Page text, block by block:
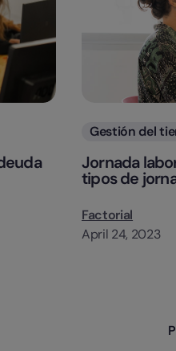
Categorias
Gestión del
Jornada
tipos de
Factorial
April 24, 2023